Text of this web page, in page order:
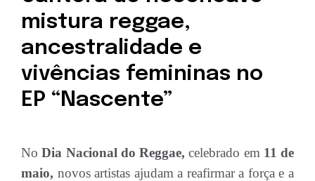
mistura reggae,
ancestralidade e
vivências femininas no
EP “Nascente”
NoDia Nacional do Reggae, celebrado em 11 de
maio, novos artistas ajudam a reafirmar a força e a